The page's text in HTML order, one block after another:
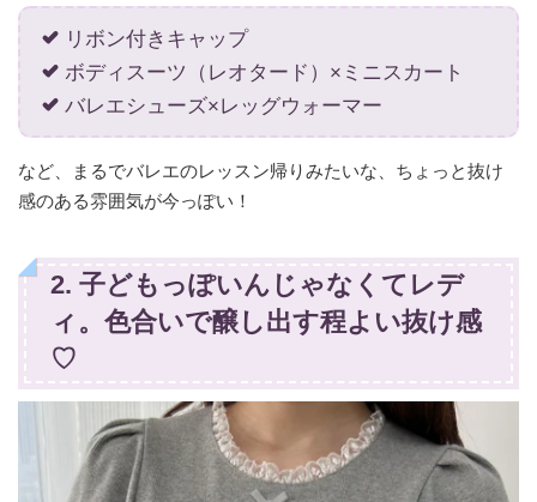
リボン付きキャップ
ボディスーツ（レオタード）×ミニスカート
バレエシューズ×レッグウォーマー
など、まるでバレエのレッスン帰りみたいな、ちょっと抜け
感のある雰囲気が今っぽい！
2. 子どもっぽいんじゃなくてレデ
ィ。色合いで醸し出す程よい抜け感
♡